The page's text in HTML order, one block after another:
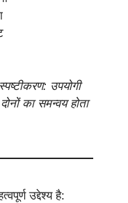
स्पष्टीकरण: उपयोगी
का समन्वय होता
उद्देश्य है: